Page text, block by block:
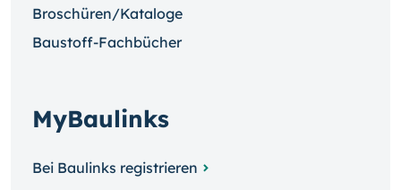
Broschüren/Kataloge
Baustoff-Fachbücher
MyBaulinks
Bei Baulinks registrieren